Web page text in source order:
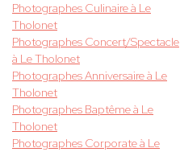
Photographes Culinaire à Le
Tholonet
Photographes Concert/Spectacle
à Le Tholonet
Photographes Anniversaire à Le
Tholonet
Photographes Baptême à Le
Tholonet
Photographes Corporate à Le